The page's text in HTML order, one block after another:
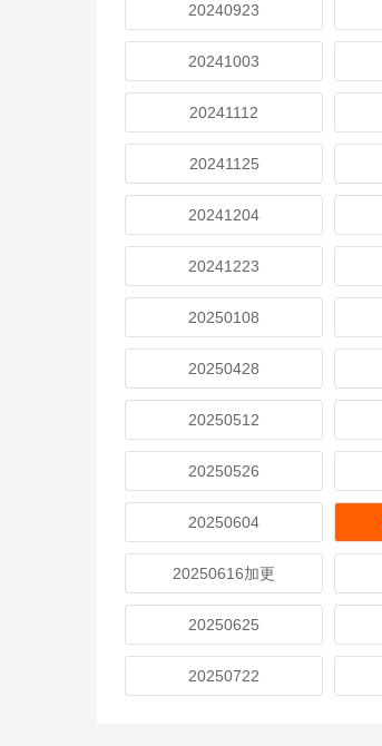
20240923
20241003
20241112
20241125
20241204
20241223
20250108
20250428
20250512
20250526
20250604
20250616加更
20250625
20250722